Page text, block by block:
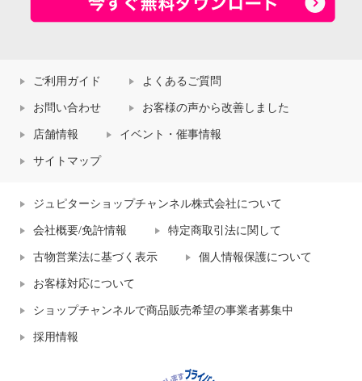
ご利用ガイド よくあるご質問
お問い合わせ お客様の声から改善しました
店舗情報 イベント・催事情報
サイトマップ
ジュピターショップチャンネル株式会社について
会社概要/免許情報 特定商取引法に関して
古物営業法に基づく表示 個人情報保護について
お客様対応について
ショップチャンネルで商品販売希望の事業者募集中
採用情報